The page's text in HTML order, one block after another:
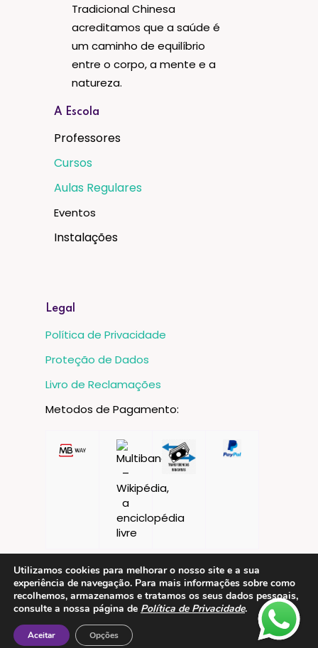
Tradicional Chinesa
acreditamos que a saúde é
um caminho de equilíbrio
entre o corpo, a mente e a
natureza.
A Escola
Professores
Cursos
Aulas Regulares
Eventos
Instalações
Legal
Política de Privacidade
Proteção de Dados
Livro de Reclamações
Metodos de Pagamento:
Utilizamos cookies para melhorar o nosso site e a sua
experiência de navegação. Para mais informações sobre como
recolhemos, armazenamos e tratamos os seus dados pessoais,
consulte a nossa página de Política de Privacidade.
Aceitar Opções